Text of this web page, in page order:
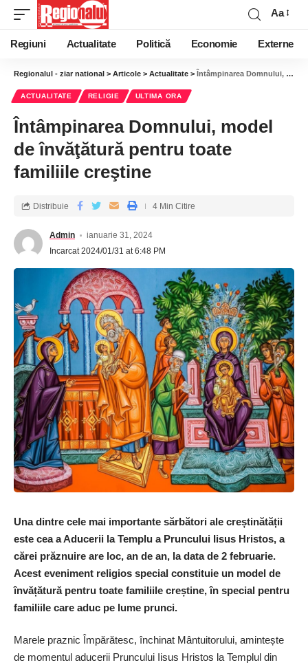
Aa
Regiuni Actualitate Politică Economie Externe
Regionalul - ziar national > Articole > Actualitate > Întâmpinarea Domnului, model de învăţătură pentru toate familiile creştine
ACTUALITATE RELIGIE ULTIMA ORA
Întâmpinarea Domnului, model
de învăţătură pentru toate
familiile creştine
Admin
ianuarie 31, 2024
Incarcat 2024/01/31 at 6:48 PM
Distribuie 4 Min Citire
Una dintre cele mai importante sărbători ale creștinătății
este cea a Aducerii la Templu a Pruncului Iisus Hristos, a
cărei prăznuire are loc, an de an, la data de 2 februarie.
Acest eveniment religios special constituie un model de
învățătură pentru toate familiile creștine, în special pentru
familiile care aduc pe lume prunci.
Marele praznic Împărătesc, închinat Mântuitorului, amintește
de momentul aducerii Pruncului Iisus Hristos la Templul din